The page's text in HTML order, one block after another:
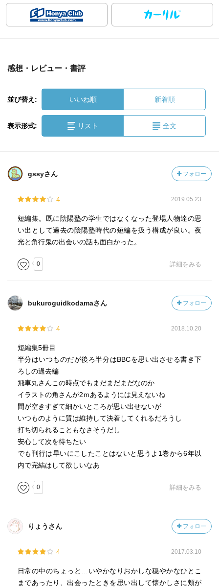
感想・レビュー・書評
並び替え: いいね順 新着順
表示形式: リスト 全文
gssyさん フォロー
4 2019.05.23
短編集。既に陰陽塾の学生ではなくなった登場人物達の思
い出として過去の陰陽塾時代の短編を扱う構成が良い。夜
光と角行鬼の出会いの話も面白かった。
0 詳細をみる
bukuroguidkodamaさん フォロー
4 2018.10.20
短編集5冊目
半分はいつものだが後ろ半分はBBCを思い出させる書き下
ろしの過去編
飛車丸さんこの時点でもまだまだまだなのか
イラストの角さんが2ｍあるようには見えないね
間が空きすぎて細かいところが思い出せないが
いつものように質は維持して決着してくれるだろうし
打ち切られることもなさそうだし
安心して次を待ちたい
でも刊行は早いにこしたことはないと思うよ1巻から6年以
内で完結はして欲しいなあ
0 詳細をみる
りょうさん フォロー
4 2017.03.10
日常の中のちょっと…いやかなりおかしな穏やかなひとこ
まであったり、出会ったときを思い出して懐かしさに頬が